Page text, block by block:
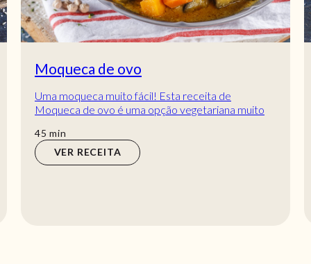
Moqueca de ovo
Uma moqueca muito fácil! Esta receita de
Moqueca de ovo é uma opção vegetariana muito
não...
45 min
min
VER RECEITA